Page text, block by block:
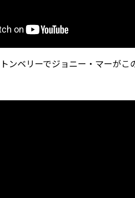
ンベリーでジョニー・マーが